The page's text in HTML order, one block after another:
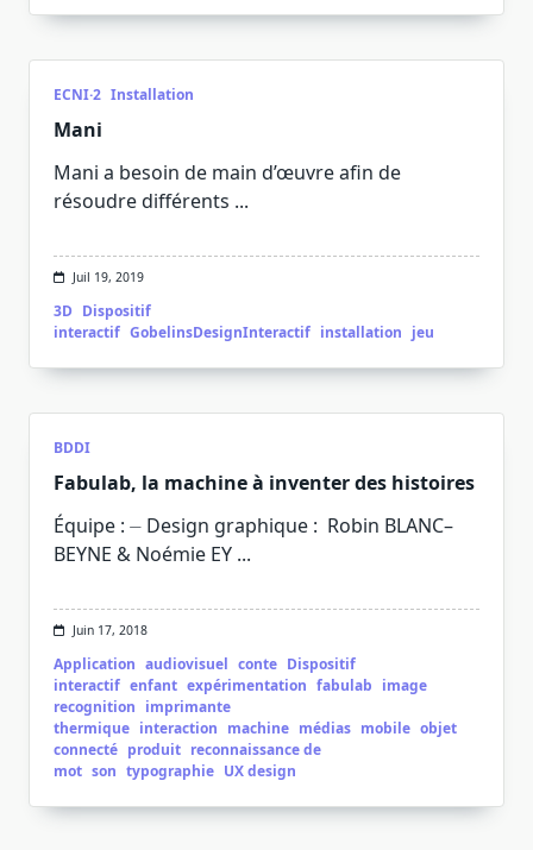
ECNI·2 Installation
Mani
Mani a besoin de main d’œuvre afin de
résoudre différents ...
Juil 19, 2019
3D Dispositif
interactif GobelinsDesignInteractif installation jeu
BDDI
Fabulab, la machine à inventer des histoires
Équipe : ⏤ Design graphique : Robin BLANC–
BEYNE & Noémie EY ...
Juin 17, 2018
Application audiovisuel conte Dispositif
interactif enfant expérimentation fabulab image
recognition imprimante
thermique interaction machine médias mobile objet
connecté produit reconnaissance de
mot son typographie UX design